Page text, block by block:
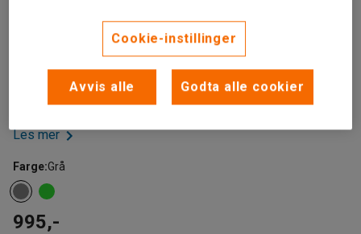
Avfallsbeholderen med hjul er enkel å forflytte og tømme.
Tilpasset tømmesystemer iht. EU-standard.
Les mer
Farge:Grå
995,-
Cookie-instillinger
Avvis alle Godta alle cookier